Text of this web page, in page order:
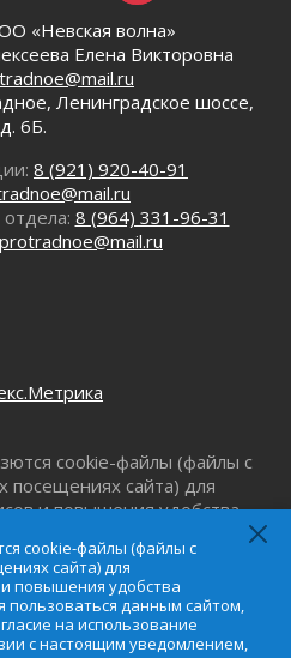
«Дороги жизни»
передовую подготовку
«Избушка-
экспозиция к 150-
«Невская волна»
Елена Викторовна
Ленинградское шоссе,
д. 6Б.
8 (921) 920-40-91
8 (964) 331-96-31
cookie-файлы (файлы с
сайта) для
и повышения удобства
свое согласие на
cookie в соответствии с
Пользовательским
иСоглашением о
cookie-файлы (файлы с
сайта) для
повышения удобства
пользоваться данным сайтом,
на использование
с настоящим уведомлением,